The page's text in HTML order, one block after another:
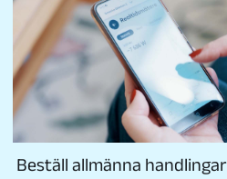
Beställ allmänna handlingar